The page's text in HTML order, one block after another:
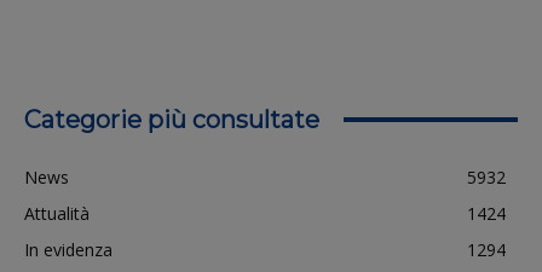
Categorie più consultate
News
5932
Attualità
1424
In evidenza
1294